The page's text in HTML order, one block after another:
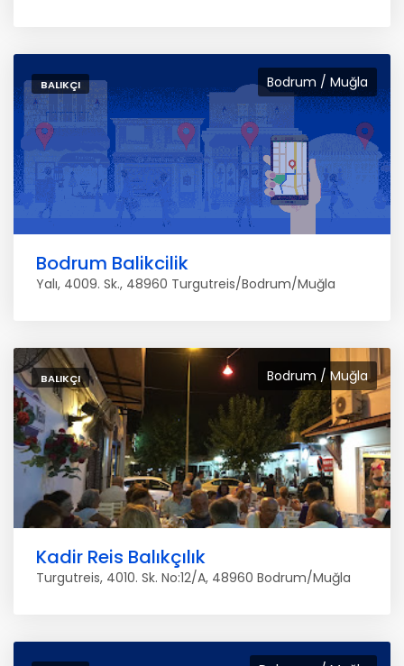
Bodrum / Muğla
BALIKÇI
Bodrum Balikcilik
Yalı, 4009. Sk., 48960 Turgutreis/Bodrum/Muğla
Bodrum / Muğla
BALIKÇI
Kadir Reis Balıkçılık
Turgutreis, 4010. Sk. No:12/A, 48960 Bodrum/Muğla